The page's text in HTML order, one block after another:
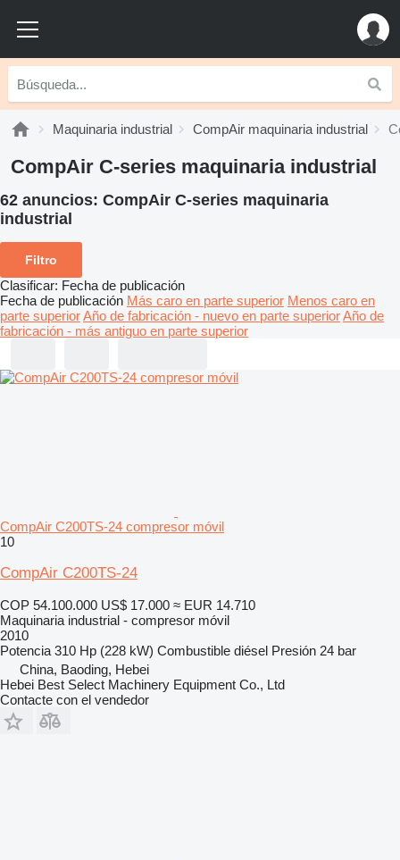
Maquinaria industrial CompAir maquinaria industrial
CompAir C-series maquinaria industrial
62 anuncios: CompAir C-series maquinaria
industrial
Filtro
Clasificar: Fecha de publicación
Fecha de publicación Más caro en parte superior Menos caro en
parte superiorAño de fabricación - nuevo en parte superiorAño de
fabricación - más antiguo en parte superior
CompAir C200TS-24 compresor móvil
10
CompAir C200TS-24
COP 54.100.000 US$ 17.000 ≈ EUR 14.710
Maquinaria industrial - compresor móvil
2010
Potencia 310 Hp (228 kW) Combustible diésel Presión 24 bar
China, Baoding, Hebei
Hebei Best Select Machinery Equipment Co., Ltd
Contacte con el vendedor